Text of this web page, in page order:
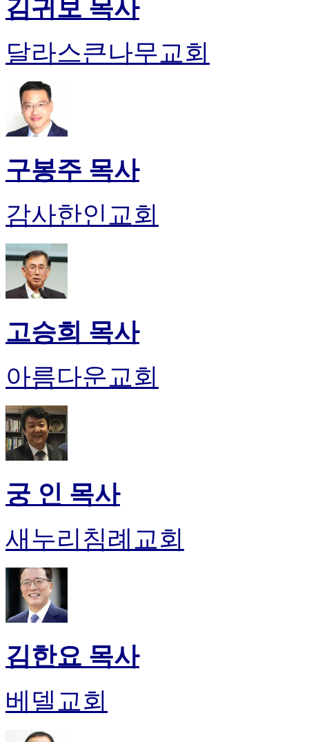
알
리
구
입
DOMCLUB
실
간
무
채
팅
클
럽
DOMCLUB.top
유
판
북
최
토
렌
트
사
트
순
위
아
후
기
미
진
후
대
출
기
비
김귀보 목사
달라스큰나무교회
구봉주 목사
감사한인교회
고승희 목사
아름다운교회
궁 인 목사
새누리침례교회
김한요 목사
베델교회